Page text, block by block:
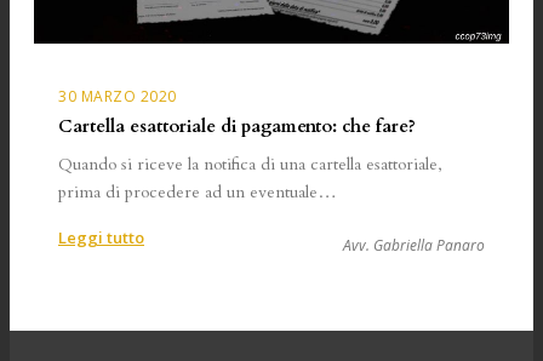
30 MARZO 2020
Cartella esattoriale di pagamento: che fare?
Quando si riceve la notifica di una cartella esattoriale,
prima di procedere ad un eventuale…
Leggi tutto:
Avv. Gabriella Panaro